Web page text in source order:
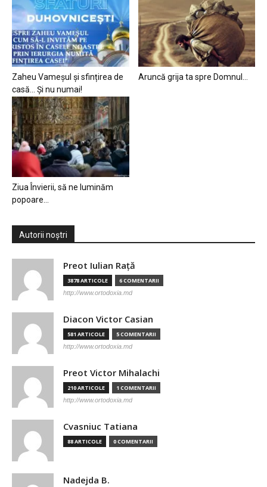
Zaheu Vameșul și sfințirea de
casă… Și nu numai!
Aruncă grija ta spre Domnul…
Ziua Învierii, să ne luminăm
popoare…
Autorii noștri
Preot Iulian Raţă
3878 ARTICOLE 6 COMENTARII
http://www.ortodoxia.md
Diacon Victor Casian
581 ARTICOLE 5 COMENTARII
http://www.ortodoxia.md
Preot Victor Mihalachi
210 ARTICOLE 1 COMENTARII
http://www.ortodoxia.md
Cvasniuc Tatiana
88 ARTICOLE 0 COMENTARII
Nadejda B.